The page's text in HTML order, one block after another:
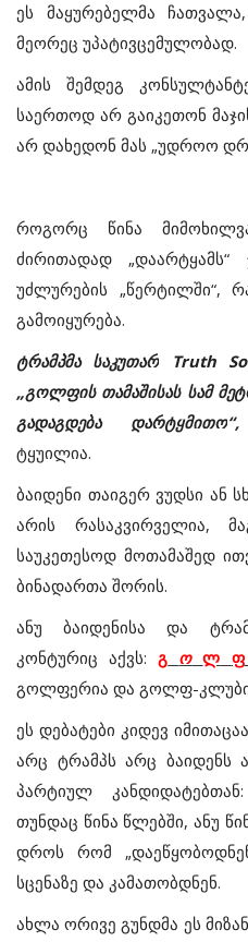
ეს
მაყურებელმა ჩათვალა,
მეორეც უპატივცემულობად.
ამის
შემდეგ
საერთოდ არ გაიკეთონ
არ დახედონ მას „უდროო
როგორც წინა
ძირითადად „დაარტყამს“
უძლურების „წერტილში“,
გამოიყურება.
ტრამპმა საკუთარ Truth
„გოლფის თამაშისას სამ
გადაგდება
დარტყმითო
ტყუილია.
ბაიდენი თაიგერ ვუდსი ან
არის
რასაკვირველია,
საუკეთესოდ მოთამაშედ
ბინადართა შორის.
ანუ
ბაიდენისა და
კონტურიც აქვს:გ ო ლ ფ
გოლფერია და გოლფ-
ეს დებატები კიდევ იმითაცაა
არც ტრამპს არც ბაიდენს
პარტიულ
კანდიდატებთან
თუნდაც წინა წლებში, ანუ
დროს
რომ „
სცენაზე და კამათობდნენ.
ახლა ორივე გუნდმა ეს